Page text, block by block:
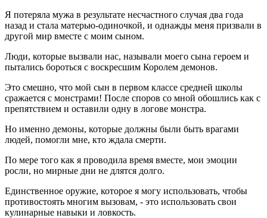
Я потеряла мужа в результате несчастного случая два года
назад и стала матерью-одиночкой, и однажды меня призвали в
другой мир вместе с моим сыном.
Люди, которые вызвали нас, называли моего сына героем и
пытались бороться с воскресшим Королем демонов.
Это смешно, что мой сын в первом классе средней школы
сражается с монстрами! После споров со мной обошлись как с
препятствием и оставили одну в логове монстра.
Но именно демоны, которые должны были быть врагами
людей, помогли мне, кто ждала смерти.
По мере того как я проводила время вместе, мои эмоции
росли, но мирные дни не длятся долго.
Единственное оружие, которое я могу использовать, чтобы
противостоять многим вызовам, - это использовать свои
кулинарные навыки и ловкость.